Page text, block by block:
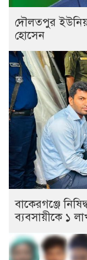
দৌলতপুর
হোসেন
বাকেরগঞ্জে
ব্যবসায়ীকে ১